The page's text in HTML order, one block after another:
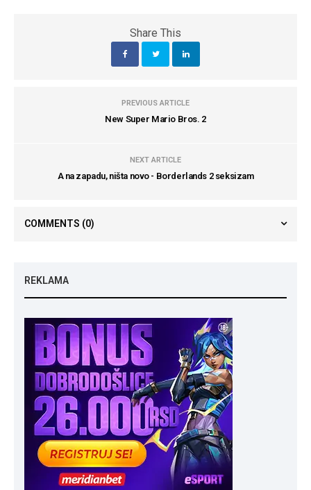
Share This
PREVIOUS ARTICLE
New Super Mario Bros. 2
NEXT ARTICLE
A na zapadu, ništa novo - Borderlands 2 seksizam
COMMENTS (0)
REKLAMA